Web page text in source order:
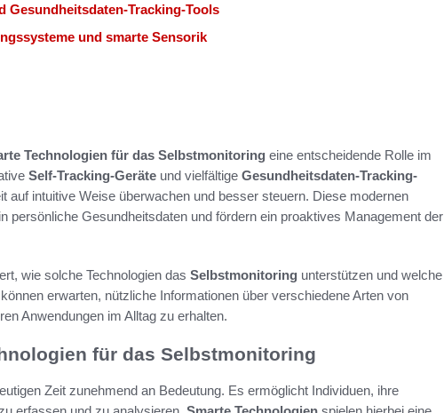
Gesundheitsdaten-Tracking-Tools
und smarte Sensorik
Technologien für das Selbstmonitoring eine entscheidende Rolle im
Self-Tracking-Geräte und vielfältige Gesundheitsdaten-Tracking-
auf intuitive Weise überwachen und besser steuern. Diese modernen
persönliche Gesundheitsdaten und fördern ein proaktives Management der
wie solche Technologien das Selbstmonitoring unterstützen und welche
erwarten, nützliche Informationen über verschiedene Arten von
Anwendungen im Alltag zu erhalten.
für das Selbstmonitoring
Zeit zunehmend an Bedeutung. Es ermöglicht Individuen, ihre